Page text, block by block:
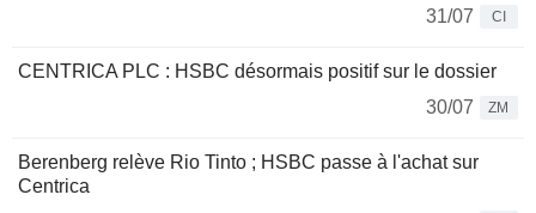
31/07
CI
CENTRICA PLC : HSBC désormais positif sur le dossier
30/07
ZM
Berenberg relève Rio Tinto ; HSBC passe à l'achat sur
Centrica